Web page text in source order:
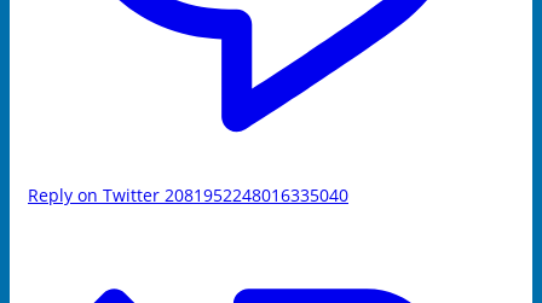
Reply on Twitter 2081952248016335040